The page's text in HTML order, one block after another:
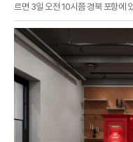
르면 3일 오전 10시쯤 경북 포항에